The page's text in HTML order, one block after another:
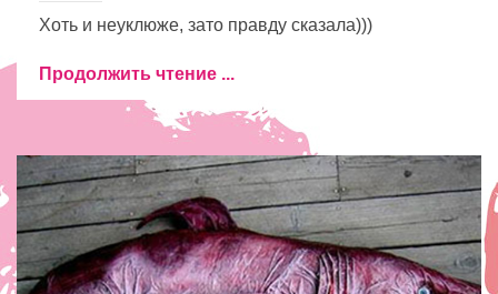
Хоть и неуклюже, зато правду сказала)))
Продолжить чтение ...